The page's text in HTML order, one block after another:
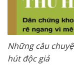
Những câu
hút độc giả